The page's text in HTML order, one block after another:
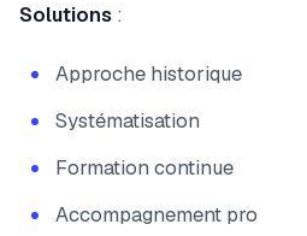
Solutions :
Approche historique
Systématisation
Formation continue
Accompagnement pro